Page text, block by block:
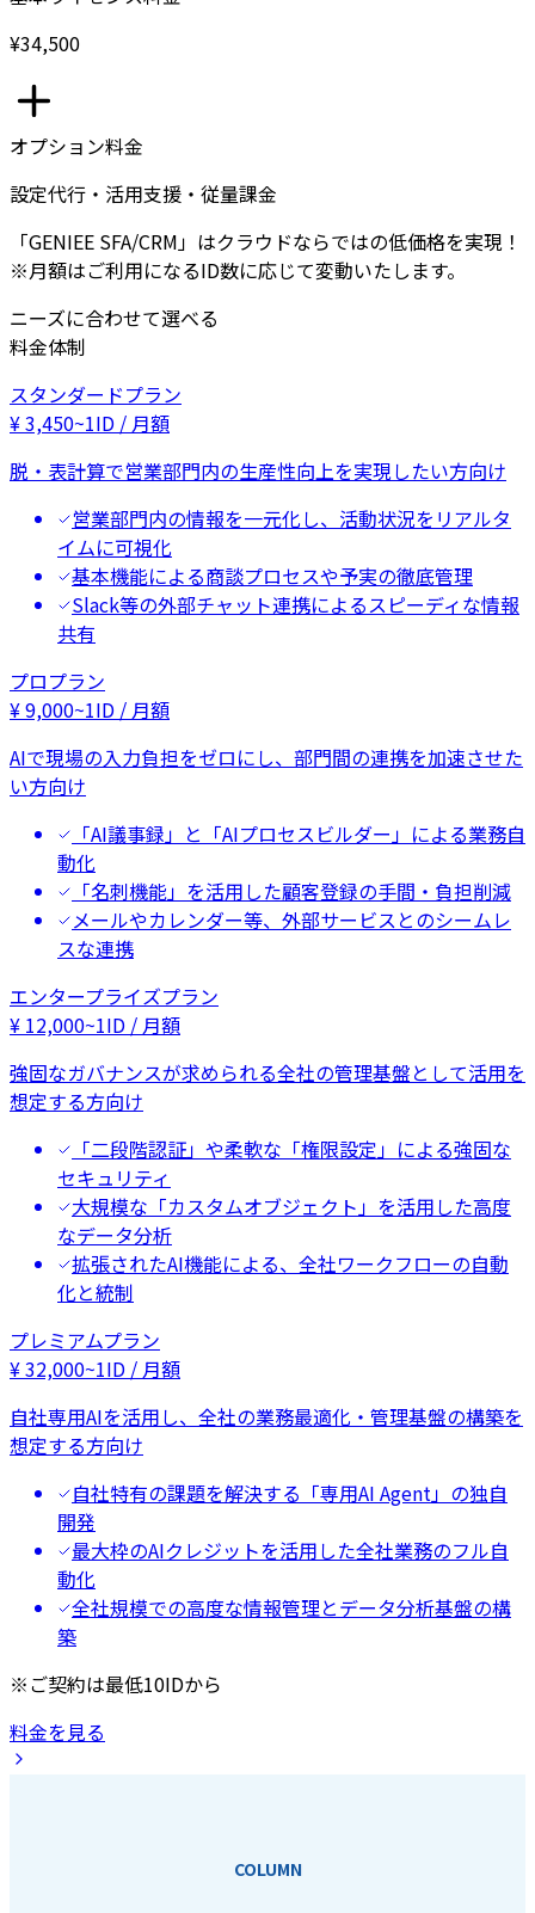
¥34,500
オプション料金
設定代行・活用支援・従量課金
「GENIEE SFA/CRM」はクラウドならではの低価格を実現！
※月額はご利用になるID数に応じて変動いたします。
ニーズに合わせて選べる
料金体制
スタンダードプラン
¥3,450~1ID / 月額
脱・表計算で営業部門内の生産性向上を実現したい方向け
営業部門内の情報を一元化し、活動状況をリアルタ
イムに可視化
基本機能による商談プロセスや予実の徹底管理
Slack等の外部チャット連携によるスピーディな情報
共有
プロプラン
¥9,000~1ID / 月額
AIで現場の入力負担をゼロにし、部門間の連携を加速させた
い方向け
「AI議事録」と「AIプロセスビルダー」による業務自
動化
「名刺機能」を活用した顧客登録の手間・負担削減
メールやカレンダー等、外部サービスとのシームレ
スな連携
エンタープライズプラン
¥ 12,000~1ID / 月額
強固なガバナンスが求められる全社の管理基盤として活用を
想定する方向け
「二段階認証」や柔軟な「権限設定」による強固な
セキュリティ
大規模な「カスタムオブジェクト」を活用した高度
なデータ分析
拡張されたAI機能による、全社ワークフローの自動
化と統制
プレミアムプラン
¥32,000~1ID / 月額
自社専用AIを活用し、全社の業務最適化・管理基盤の構築を
想定する方向け
自社特有の課題を解決する「専用AI Agent」の独自
開発
最大枠のAIクレジットを活用した全社業務のフル自
動化
全社規模での高度な情報管理とデータ分析基盤の構
築
※ご契約は最低10IDから
料金を見る
COLUMN